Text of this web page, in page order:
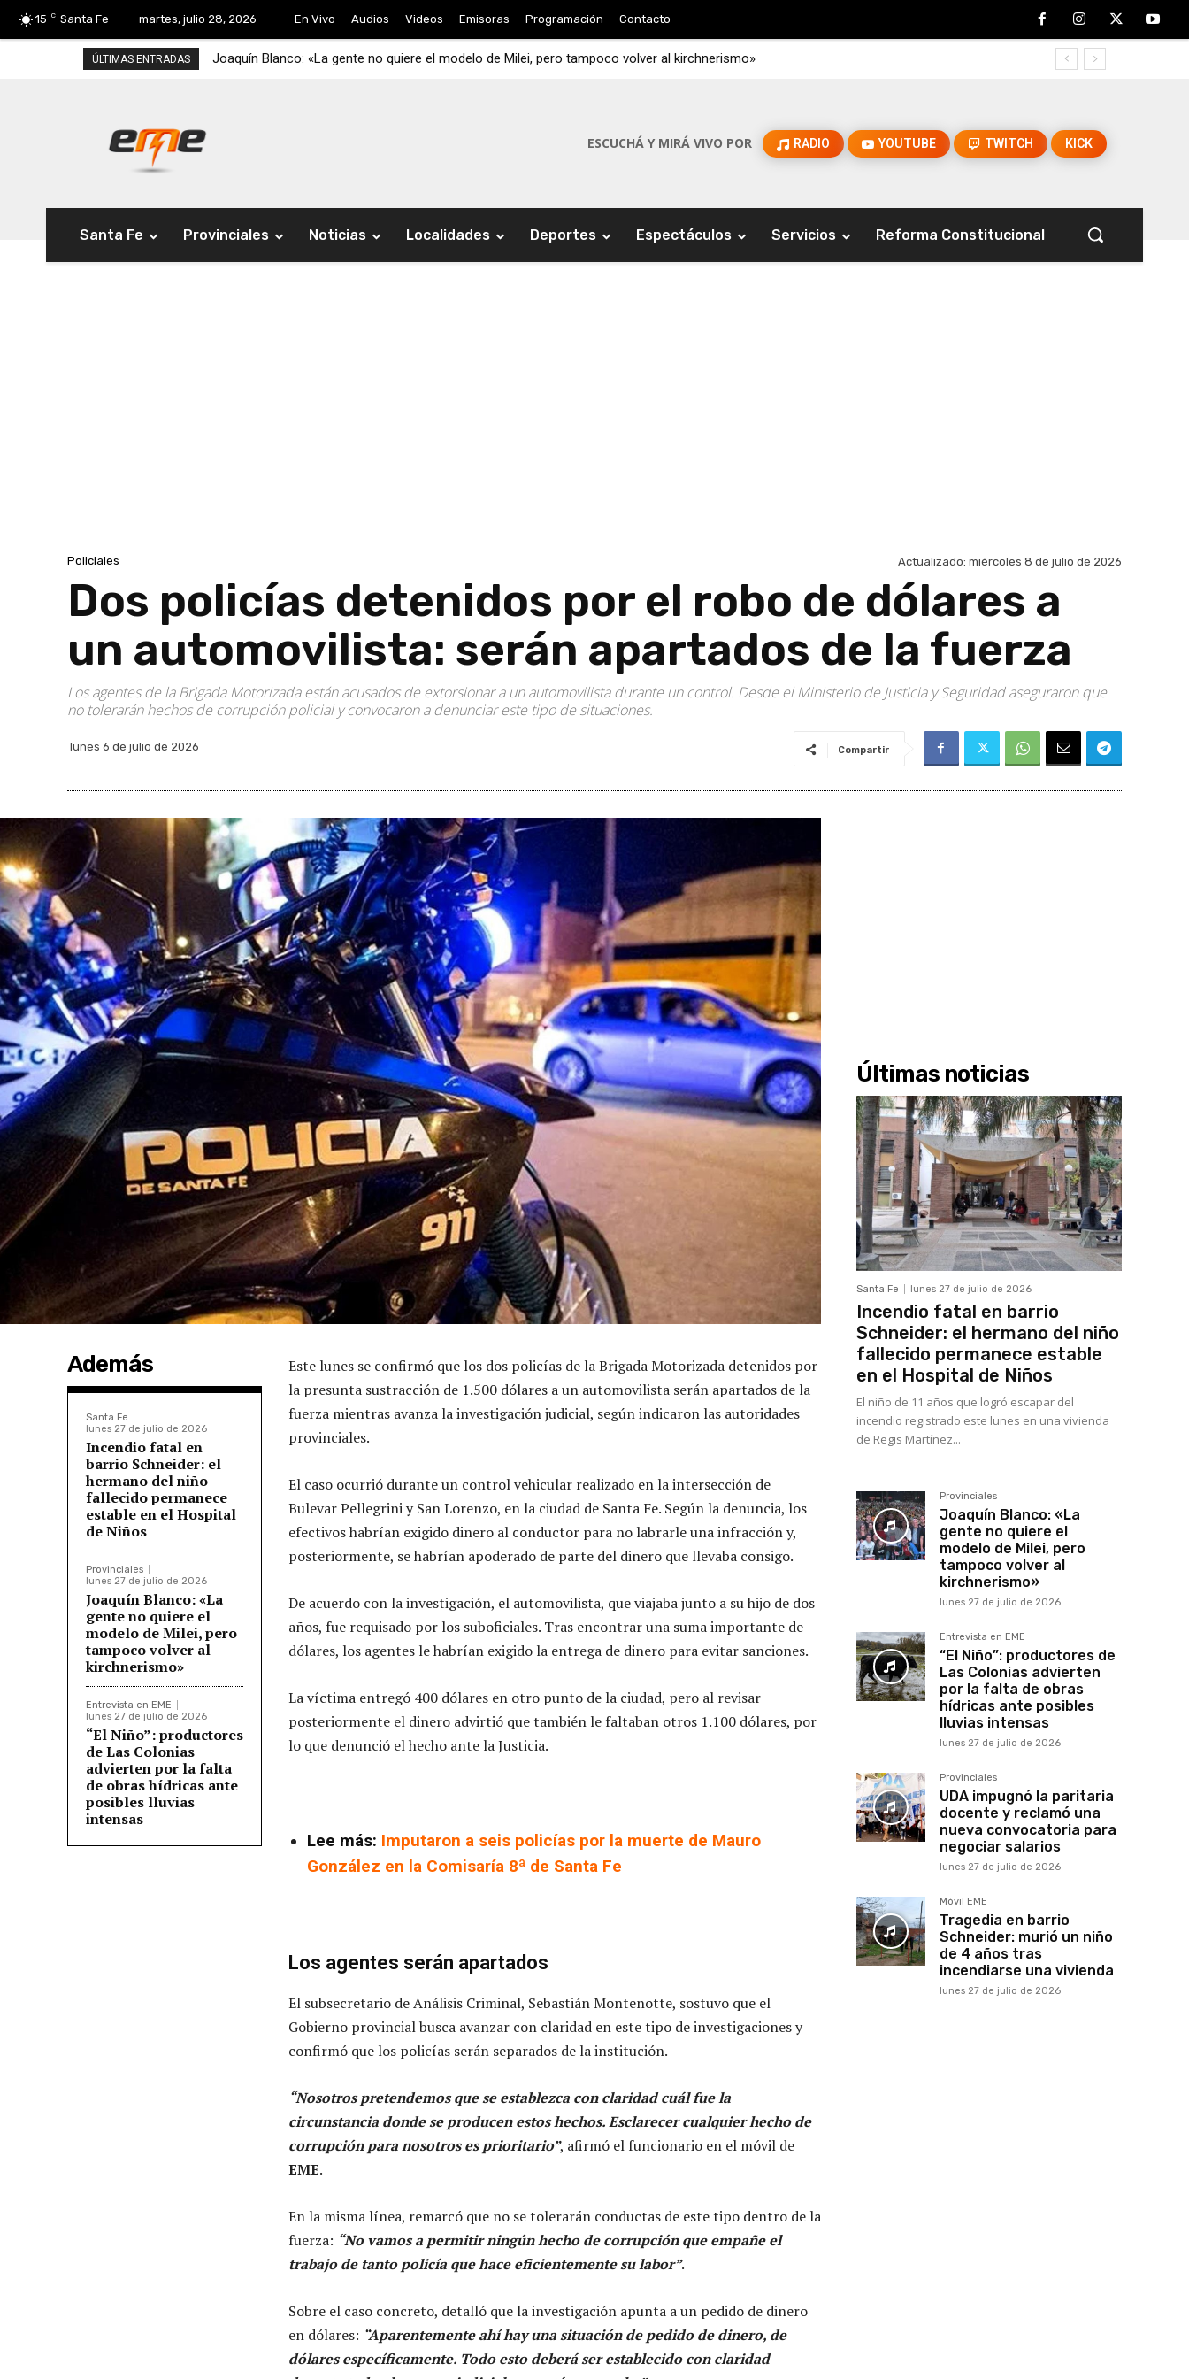
15 C Santa Fe martes, julio 28, 2026 En Vivo Audios Videos Emisoras Programación Contacto
ÚLTIMAS ENTRADAS Joaquín Blanco: «La gente no quiere el modelo de Milei, pero tampoco volver al kirchnerismo»
ESCUCHÁ Y MIRÁ VIVO POR RADIO YOUTUBE TWITCH KICK
Santa Fe Provinciales Noticias Localidades Deportes Espectáculos Servicios Reforma Constitucional
Policiales Actualizado: miércoles 8 de julio de 2026
Dos policías detenidos por el robo de dólares a
un automovilista: serán apartados de la fuerza
Los agentes de la Brigada Motorizada están acusados de extorsionar a un automovilista durante un control. Desde el Ministerio de Justicia y Seguridad aseguraron que
no tolerarán hechos de corrupción policial y convocaron a denunciar este tipo de situaciones.
lunes 6 de julio de 2026 Compartir
Además
Santa Fe
lunes 27 de julio de 2026
Incendio fatal en
barrio Schneider: el
hermano del niño
fallecido permanece
estable en el Hospital
de Niños
Provinciales
lunes 27 de julio de 2026
Joaquín Blanco: «La
gente no quiere el
modelo de Milei, pero
tampoco volver al
kirchnerismo»
Entrevista en EME
lunes 27 de julio de 2026
“El Niño”: productores
de Las Colonias
advierten por la falta
de obras hídricas ante
posibles lluvias
intensas
Este lunes se confirmó que los dos policías de la Brigada Motorizada detenidos por
la presunta sustracción de 1.500 dólares a un automovilista serán apartados de la
fuerza mientras avanza la investigación judicial, según indicaron las autoridades
provinciales.
El caso ocurrió durante un control vehicular realizado en la intersección de
Bulevar Pellegrini y San Lorenzo, en la ciudad de Santa Fe. Según la denuncia, los
efectivos habrían exigido dinero al conductor para no labrarle una infracción y,
posteriormente, se habrían apoderado de parte del dinero que llevaba consigo.
De acuerdo con la investigación, el automovilista, que viajaba junto a su hijo de dos
años, fue requisado por los suboficiales. Tras encontrar una suma importante de
dólares, los agentes le habrían exigido la entrega de dinero para evitar sanciones.
La víctima entregó 400 dólares en otro punto de la ciudad, pero al revisar
posteriormente el dinero advirtió que también le faltaban otros 1.100 dólares, por
lo que denunció el hecho ante la Justicia.
Lee más: Imputaron a seis policías por la muerte de Mauro
González en la Comisaría 8ª de Santa Fe
Los agentes serán apartados
El subsecretario de Análisis Criminal, Sebastián Montenotte, sostuvo que el
Gobierno provincial busca avanzar con claridad en este tipo de investigaciones y
confirmó que los policías serán separados de la institución.
“Nosotros pretendemos que se establezca con claridad cuál fue la
circunstancia donde se producen estos hechos. Esclarecer cualquier hecho de
corrupción para nosotros es prioritario”, afirmó el funcionario en el móvil de
EME.
En la misma línea, remarcó que no se tolerarán conductas de este tipo dentro de la
fuerza: “No vamos a permitir ningún hecho de corrupción que empañe el
trabajo de tanto policía que hace eficientemente su labor”.
Sobre el caso concreto, detalló que la investigación apunta a un pedido de dinero
en dólares: “Aparentemente ahí hay una situación de pedido de dinero, de
dólares específicamente. Todo esto deberá ser establecido con claridad
Últimas noticias
Santa Fe lunes 27 de julio de 2026
Incendio fatal en barrio
Schneider: el hermano del niño
fallecido permanece estable
en el Hospital de Niños
El niño de 11 años que logró escapar del
incendio registrado este lunes en una vivienda
de Regis Martínez...
Provinciales
Joaquín Blanco: «La
gente no quiere el
modelo de Milei, pero
tampoco volver al
kirchnerismo»
lunes 27 de julio de 2026
Entrevista en EME
“El Niño”: productores de
Las Colonias advierten
por la falta de obras
hídricas ante posibles
lluvias intensas
lunes 27 de julio de 2026
Provinciales
UDA impugnó la paritaria
docente y reclamó una
nueva convocatoria para
negociar salarios
lunes 27 de julio de 2026
Móvil EME
Tragedia en barrio
Schneider: murió un niño
de 4 años tras
incendiarse una vivienda
lunes 27 de julio de 2026